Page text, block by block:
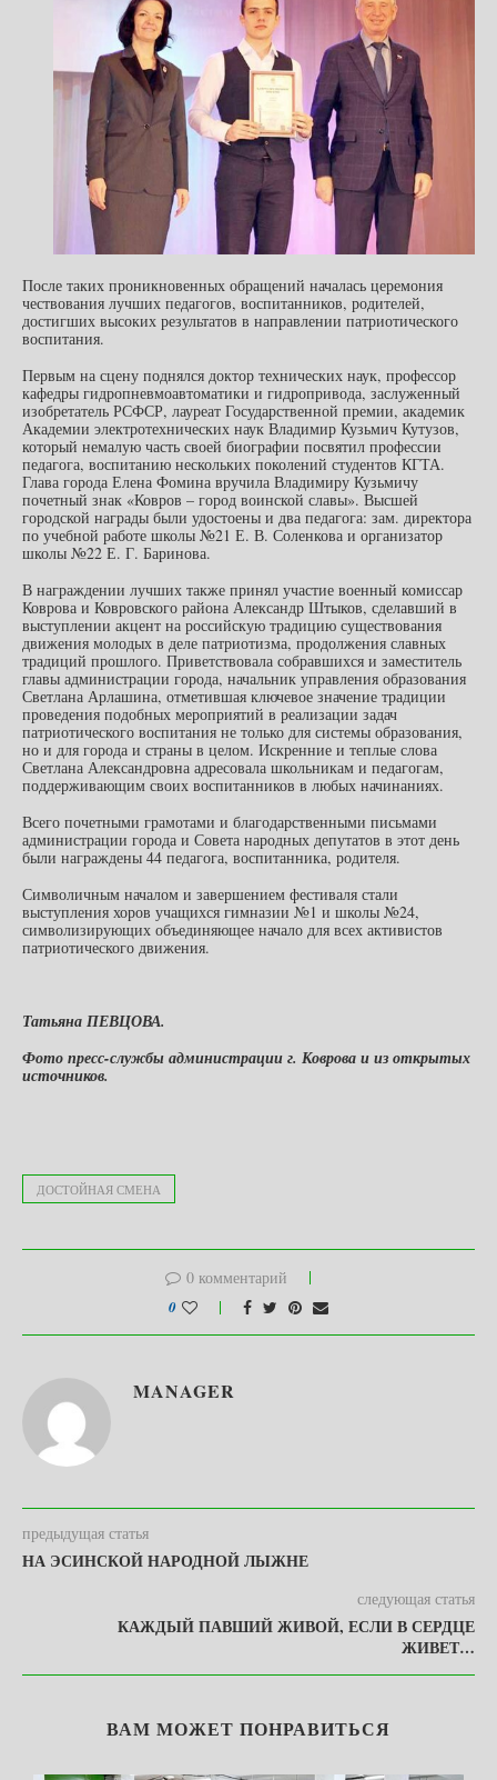
После таких проникновенных обращений началась церемония
чествования лучших педагогов, воспитанников, родителей,
достигших высоких результатов в направлении патриотического
воспитания.
Первым на сцену поднялся доктор технических наук, профессор
кафедры гидропневмоавтоматики и гидропривода, заслуженный
изобретатель РСФСР, лауреат Государственной премии, академик
Академии электротехнических наук Владимир Кузьмич Кутузов,
который немалую часть своей биографии посвятил профессии
педагога, воспитанию нескольких поколений студентов КГТА.
Глава города Елена Фомина вручила Владимиру Кузьмичу
почетный знак «Ковров – город воинской славы». Высшей
городской награды были удостоены и два педагога: зам. директора
по учебной работе школы №21 Е. В. Соленкова и организатор
школы №22 Е. Г. Баринова.
В награждении лучших также принял участие военный комиссар
Коврова и Ковровского района Александр Штыков, сделавший в
выступлении акцент на российскую традицию существования
движения молодых в деле патриотизма, продолжения славных
традиций прошлого. Приветствовала собравшихся и заместитель
главы администрации города, начальник управления образования
Светлана Арлашина, отметившая ключевое значение традиции
проведения подобных мероприятий в реализации задач
патриотического воспитания не только для системы образования,
но и для города и страны в целом. Искренние и теплые слова
Светлана Александровна адресовала школьникам и педагогам,
поддерживающим своих воспитанников в любых начинаниях.
Всего почетными грамотами и благодарственными письмами
администрации города и Совета народных депутатов в этот день
были награждены 44 педагога, воспитанника, родителя.
Символичным началом и завершением фестиваля стали
выступления хоров учащихся гимназии №1 и школы №24,
символизирующих объединяющее начало для всех активистов
патриотического движения.
Татьяна ПЕВЦОВА.
Фото пресс-службы администрации г. Коврова и из открытых
источников.
ДОСТОЙНАЯ СМЕНА
0 комментарий
0
MANAGER
предыдущая статья
НА ЭСИНСКОЙ НАРОДНОЙ ЛЫЖНЕ
следующая статья
КАЖДЫЙ ПАВШИЙ ЖИВОЙ, ЕСЛИ В СЕРДЦЕ
ЖИВЕТ…
ВАМ МОЖЕТ ПОНРАВИТЬСЯ